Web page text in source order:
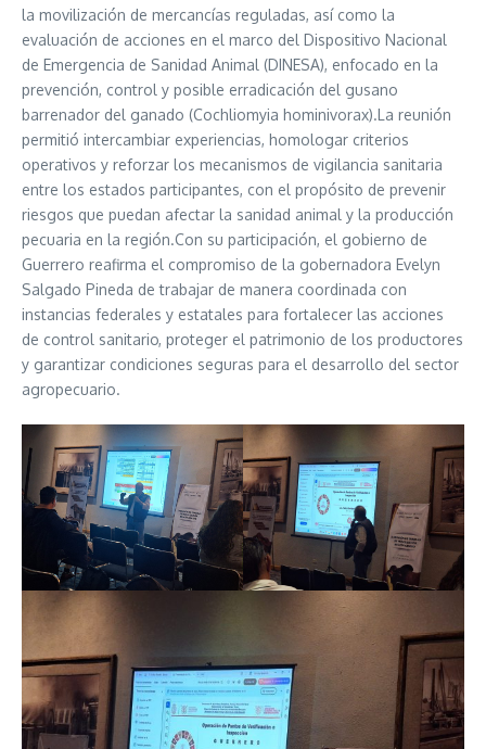
la movilización de mercancías reguladas, así como la
evaluación de acciones en el marco del Dispositivo Nacional
de Emergencia de Sanidad Animal (DINESA), enfocado en la
prevención, control y posible erradicación del gusano
barrenador del ganado (Cochliomyia hominivorax).La reunión
permitió intercambiar experiencias, homologar criterios
operativos y reforzar los mecanismos de vigilancia sanitaria
entre los estados participantes, con el propósito de prevenir
riesgos que puedan afectar la sanidad animal y la producción
pecuaria en la región.Con su participación, el gobierno de
Guerrero reafirma el compromiso de la gobernadora Evelyn
Salgado Pineda de trabajar de manera coordinada con
instancias federales y estatales para fortalecer las acciones
de control sanitario, proteger el patrimonio de los productores
y garantizar condiciones seguras para el desarrollo del sector
agropecuario.